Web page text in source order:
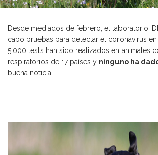
Desde mediados de febrero, el laboratorio
cabo pruebas para detectar el coronavirus
5.000 tests han sido realizados en animales
respiratorios de 17 países y ninguno ha
buena noticia.